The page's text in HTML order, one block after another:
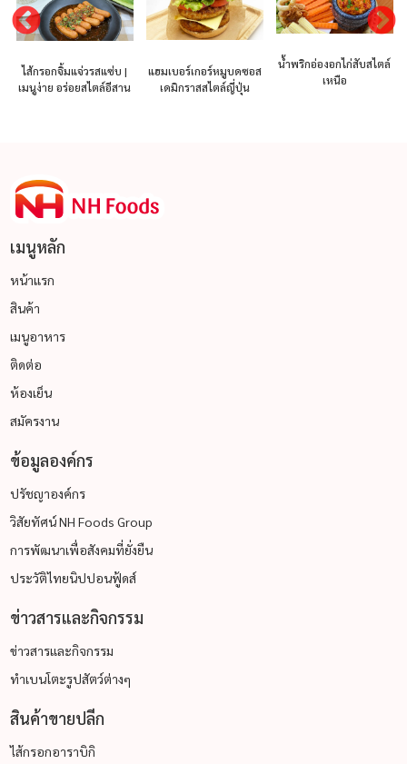
ไส้กรอกจิ้มแจ่วรสแซ่บ |
เมนูง่าย อร่อยสไตล์อีสาน
แฮมเบอร์เกอร์หมูบดซอส
เดมิกราสสไตล์ญี่ปุ่น
น้ำพริกอ่องอกไก่สับสไตล์
เหนือ
เมนูหลัก
หน้าแรก
สินค้า
เมนูอาหาร
ติดต่อ
ห้องเย็น
สมัครงาน
ข้อมูลองค์กร
ปรัชญาองค์กร
วิสัยทัศน์ NH Foods Group
การพัฒนาเพื่อสังคมที่ยั่งยืน
ประวัติไทยนิปปอนฟู้ดส์
ข่าวสารและกิจกรรม
ข่าวสารและกิจกรรม
ทำเบนโตะรูปสัตว์ต่างๆ
สินค้าขายปลีก
ไส้กรอกอาราบิกิ